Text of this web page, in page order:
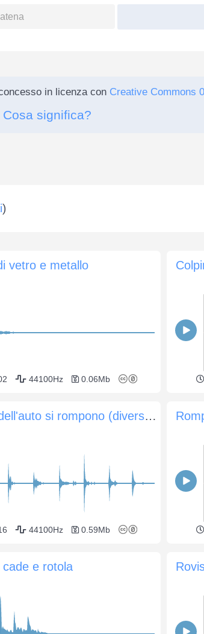
in licenza con Creative Commons 0
Cosa significa?
)
vetro e metallo
44100Hz 0.06Mb
I finestrini dell'auto si rompono (diversi colpi)
44100Hz 0.59Mb
e rotola